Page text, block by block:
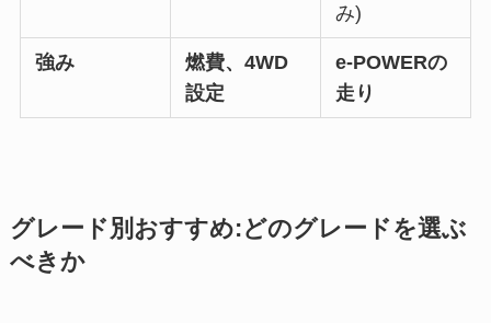
み)
強み
燃費、4WD
設定
e-POWERの
走り
グレード別おすすめ:どのグレードを選ぶ
べきか